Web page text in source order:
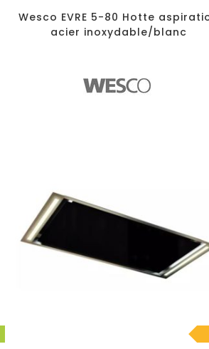
Wesco EVRE 5-80 Hotte
acier inoxydable/blanc